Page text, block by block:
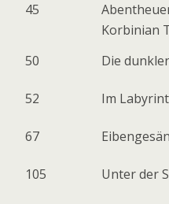
45
Korbinian
50
Die
52 Im
67
105 Unter der